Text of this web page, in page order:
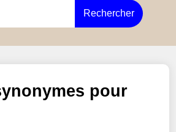
Rechercher
pour